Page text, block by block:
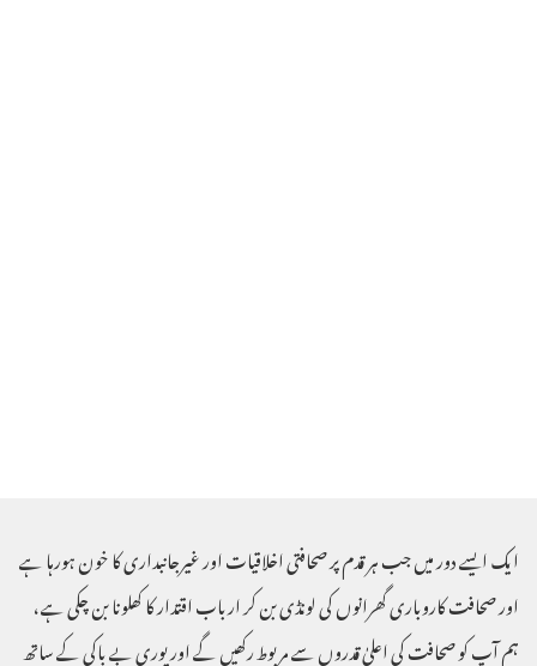
ایک ایسے دور میں جب ہر قدم پر صحافتی اخلاقیات اور غیرجانبداری کا خون ہورہا ہے
اور صحافت کاروباری گھرانوں کی لونڈی بن کر ارباب اقتدار کا کھلونا بن چکی ہے ،
ہم آپ کو صحافت کی اعلیٰ قدروں سے مربوط رکھیں گے اور پوری بے باکی کے ساتھ